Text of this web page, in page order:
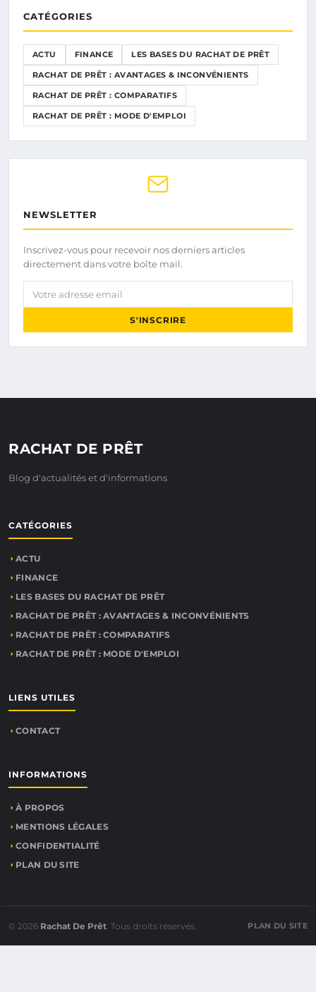
CATÉGORIES
ACTU FINANCE LES BASES DU RACHAT DE PRÊT
RACHAT DE PRÊT : AVANTAGES & INCONVÉNIENTS
RACHAT DE PRÊT : COMPARATIFS
RACHAT DE PRÊT : MODE D'EMPLOI
NEWSLETTER
Inscrivez-vous pour recevoir nos derniers articles
directement dans votre boîte mail.
Votre adresse email
S'INSCRIRE
RACHAT DE PRÊT
Blog d'actualités et d'informations
CATÉGORIES
ACTU
FINANCE
LES BASES DU RACHAT DE PRÊT
RACHAT DE PRÊT : AVANTAGES & INCONVÉNIENTS
RACHAT DE PRÊT : COMPARATIFS
RACHAT DE PRÊT : MODE D'EMPLOI
LIENS UTILES
CONTACT
INFORMATIONS
À PROPOS
MENTIONS LÉGALES
CONFIDENTIALITÉ
PLAN DU SITE
© 2026 Rachat De Prêt. Tous droits réservés. PLAN DU SITE